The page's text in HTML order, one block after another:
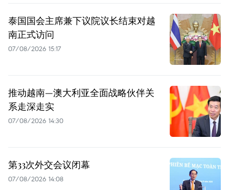
泰国国会主席兼下议院议长结束对越
南正式访问
07/08/2026 15:17
推动越南—澳大利亚全面战略伙伴关
系走深走实
07/08/2026 14:30
第33次外交会议闭幕
07/08/2026 14:08